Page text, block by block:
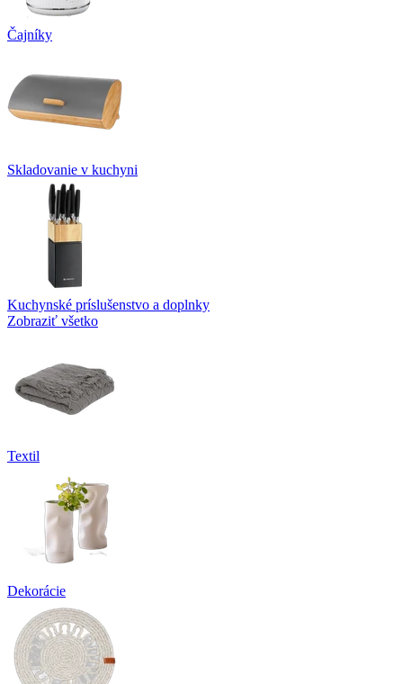
Čajníky
Skladovanie v kuchyni
Kuchynské príslušenstvo a doplnky
Zobraziť všetko
Textil
Dekorácie